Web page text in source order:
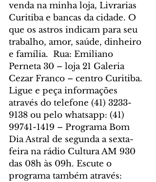
venda na minha loja, Livrarias
Curitiba e bancas da cidade. O
que os astros indicam para seu
trabalho, amor, saúde, dinheiro
e família.  Rua: Emiliano
Perneta 30 – loja 21 Galeria
Cezar Franco – centro Curitiba.
Ligue e peça informações
através do telefone (41) 3233-
9138 ou pelo whatsapp: (41)
99741-1419 – Programa Bom
Dia Astral de segunda a sexta-
feira na rádio Cultura AM 930
das 08h às 09h. Escute o
programa também através: